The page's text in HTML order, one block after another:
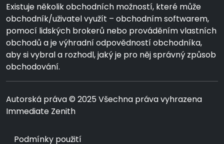
Existuje několik obchodních možností, které může
obchodník/uživatel využít – obchodním softwarem,
pomocí lidských brokerů nebo prováděním vlastních
obchodů a je výhradní odpovědností obchodníka,
aby si vybral a rozhodl, jaký je pro něj správný způsob
obchodování.
Autorská práva © 2025 Všechna práva vyhrazena
Immediate Zenith
Podmínky použití